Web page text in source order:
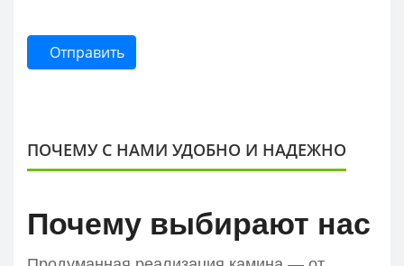
Отправить
ПОЧЕМУ С НАМИ УДОБНО И НАДЕЖНО
Почему выбирают нас